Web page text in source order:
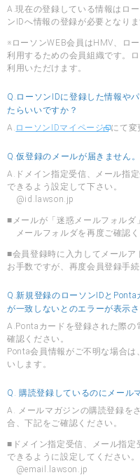
A.現在の登録している情報はロ
ンIDへ情報の登録が必要となりま
※ローソンWEB会員はHMV、ロ
利用するための会員組織です。
利用いただけます。
Q.ローソンIDに登録した情報や
たらいいですか？
A. ローソンIDマイページ にて変
Q.仮登録のメールが届きません。
A.ドメイン指定受信、メール指
できるよう設定して下さい。
@id.lawson.jp
■メールが「迷惑メールフォルダ
メールフォルダを再度ご確認く
■会員登録時に入力してメールア
お手数ですが、再度会員登録手
Q.新規登録のローソンIDと
が一致しないとのエラーが表示さ
A.Pontaカードを登録された際
確認ください。
Ponta会員情報がご不明な場合
いします。
Q. 購読登録しているのにメール
A. メールマガジンの購読登録を
合、下記をご確認ください。
■ドメイン指定受信、メール指
できるように設定してください。
@email.lawson.jp